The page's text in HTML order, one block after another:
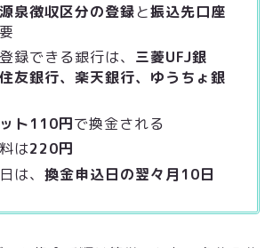
源泉徴収区分の登録と振込先口座
録できる銀行は、 三菱UFJ銀
友銀行、楽天銀行、ゆうちょ銀
ト110円で換金される
は220円
は、 換金申込日の翌々月10日